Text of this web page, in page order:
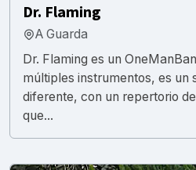
Dr. Flaming
A Guarda
Dr. Flaming es un
múltiples instrumentos, es un
diferente, con un repertorio
que...